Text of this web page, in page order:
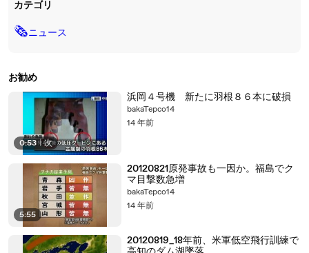
カテゴリ
🗞ニュース
お勧め
0:53 | 次
浜岡４号機 新たに羽根８６本に破損
bakaTepco14
14 年前
5:55
20120821原発事故も一因か。福島でク
マ目撃数急増
bakaTepco14
14 年前
20120819_18年前、米軍低空飛行訓練で